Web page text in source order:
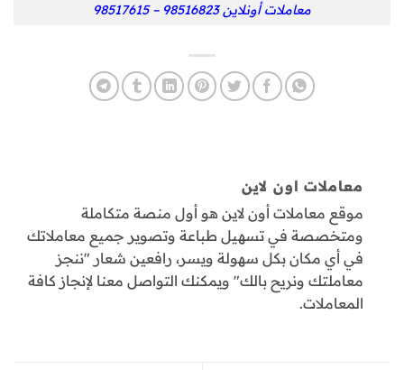
معاملات أونلاين 98516823 – 98517615
معاملات اون لاين
موقع معاملات أون لاين هو أول منصة متكاملة
ومتخصصة في تسهيل طباعة وتصوير جميع معاملاتك
في أي مكان بكل سهولة ويسر، رافعين شعار "ننجز
معاملتك ونريح بالك" ويمكنك التواصل معنا لإنجاز كافة
المعاملات.